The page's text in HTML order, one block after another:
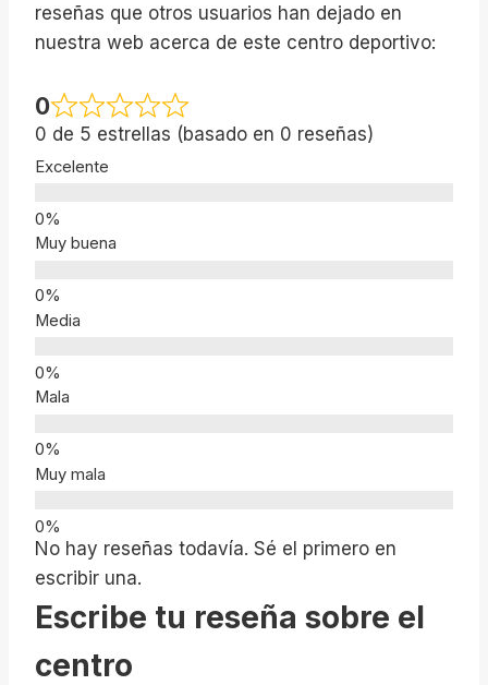
reseñas que otros usuarios han dejado en
nuestra web acerca de este centro deportivo:
0
0 de 5 estrellas (basado en 0 reseñas)
Excelente
Muy buena
Media
Mala
Muy mala
No hay reseñas todavía. Sé el primero en
escribir una.
Escribe tu reseña sobre el
centro